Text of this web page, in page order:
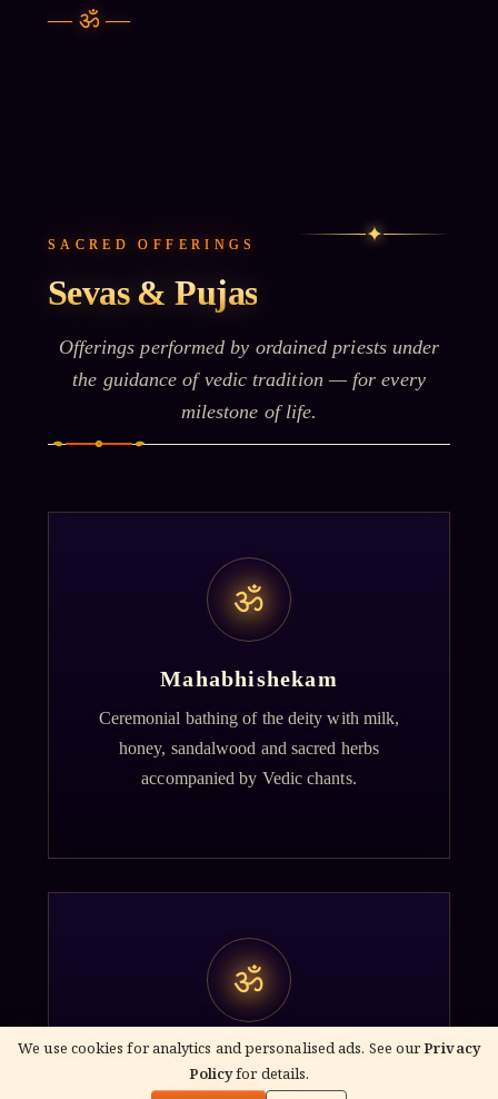
We use cookies for analytics and personalised ads. See ourPrivacy
Policyfor details.
—ॐ —
SACRED OFFERINGS ✦
Sevas & Pujas
Offerings performed by ordained priests under
the guidance of vedic tradition — for every
milestone of life.
ॐ
Mahabhishekam
Ceremonial bathing of the deity with milk,
honey, sandalwood and sacred herbs
accompanied by Vedic chants.
ॐ
Archana